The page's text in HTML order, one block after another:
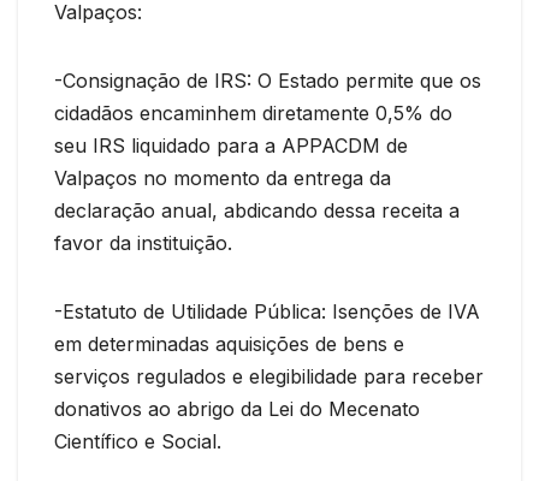
Valpaços:
-Consignação de IRS: O Estado permite que os
cidadãos encaminhem diretamente 0,5% do
seu IRS liquidado para a APPACDM de
Valpaços no momento da entrega da
declaração anual, abdicando dessa receita a
favor da instituição.
-Estatuto de Utilidade Pública: Isenções de IVA
em determinadas aquisições de bens e
serviços regulados e elegibilidade para receber
donativos ao abrigo da Lei do Mecenato
Científico e Social.